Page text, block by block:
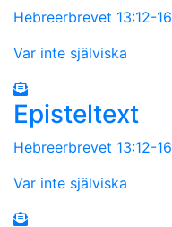
Hebreerbrevet 13:12-16
Var inte själviska
Episteltext
Hebreerbrevet 13:12-16
Var inte själviska